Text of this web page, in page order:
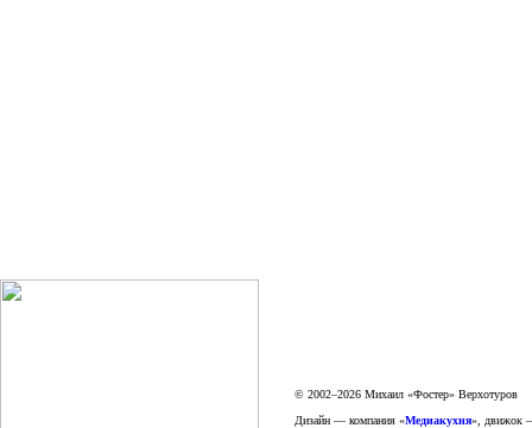
© 2002–2026 Михаил «Фостер» Верхотуров
Дизайн — компания «Медиакухня»,